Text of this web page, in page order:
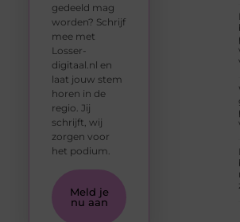
gedeeld mag
worden? Schrijf
mee met
Losser-
digitaal.nl en
laat jouw stem
horen in de
regio. Jij
schrijft, wij
zorgen voor
het podium.
Meld je
nu aan